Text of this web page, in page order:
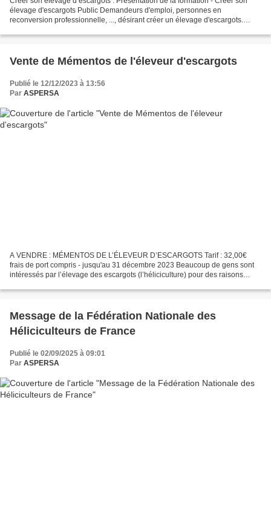
élevage d'escargots Public Demandeurs d'emploi, personnes en
reconversion professionnelle, ..., désirant créer un élevage d'escargots.
Vente de Mémentos de l'éleveur d'escargots
Publié le 12/12/2023 à 13:56
Par ASPERSA
A VENDRE : MÉMENTOS DE L’ÉLEVEUR D’ESCARGOTS Tarif : 32,00€
frais de port compris - jusqu'au 31 décembre 2023 Beaucoup de gens sont
intéressés par l’élevage des escargots (l’héliciculture) pour des raisons
Message de la Fédération Nationale des
Héliciculteurs de France
Publié le 02/09/2025 à 09:01
Par ASPERSA